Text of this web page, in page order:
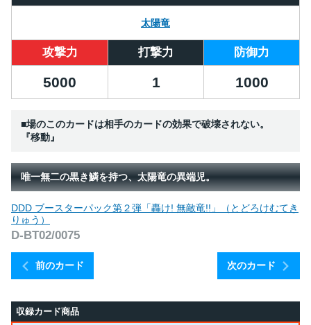
太陽竜
攻撃力 打撃力 防御力
5000 1 1000
■場のこのカードは相手のカードの効果で破壊されない。
『移動』
唯一無二の黒き鱗を持つ、太陽竜の異端児。
前のカード
DDD ブースターパック第２弾「轟け! 無敵竜!!」（とどろけむてき
りゅう）
D-BT02/0075
次のカード
収録カード商品